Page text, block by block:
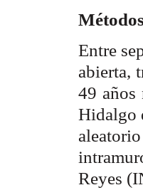
Métodos
Entre
abierta,
49 años
Hidalgo
Reyes